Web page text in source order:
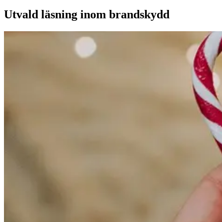
Utvald läsning inom brandskydd